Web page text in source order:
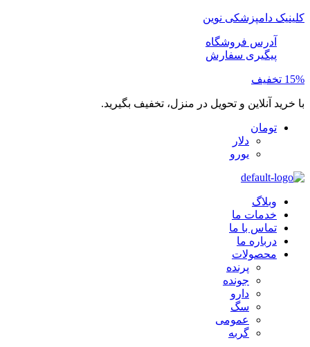
کلینیک دامپزشکی نوین
آدرس فروشگاه
پیگیری سفارش
15% تخفیف
با خرید آنلاین و تحویل در منزل، تخفیف بگیرید.
تومان
دلار
یورو
وبلاگ
خدمات ما
تماس با ما
درباره ما
محصولات
پرنده
جونده
دارو
سگ
عمومی
گربه